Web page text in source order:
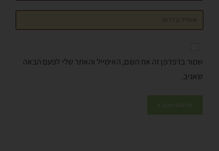
שמור בדפדפן זה את השם, האימייל והאתר שלי לפעם הבאה
שאגיב.